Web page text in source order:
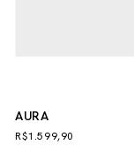
AURA
R$1.599,90